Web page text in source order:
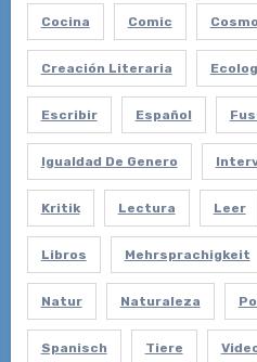
Cocina Comic
Creación Literaria
Escribir Español
Igualdad De Genero
Kritik Lectura Leer
Libros Mehrsprachigkeit
Natur Naturaleza
Spanisch Tiere